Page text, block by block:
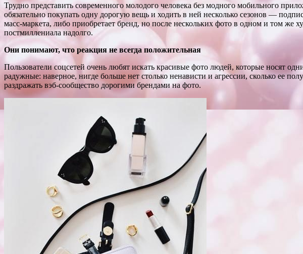
Трудно представить современного молодого человека без модного мобильного
обязательно покупать одну дорогую вещь и ходить в ней несколько сезонов —
масс-маркета, либо приобретает бренд, но после нескольких фото в одном и том же
постмиллениала надолго.
Они понимают, что реакция не всегда положительная
Пользователи соцсетей очень любят искать красивые фото людей, которые носят
радужные: наверное, нигде больше нет столько ненависти и агрессии, сколько ее
раздражать вэб-сообщество дорогими брендами на фото.